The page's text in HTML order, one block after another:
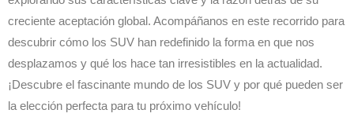
creciente aceptación global. Acompáñanos en este recorrido para
descubrir cómo los SUV han redefinido la forma en que nos
desplazamos y qué los hace tan irresistibles en la actualidad.
¡Descubre el fascinante mundo de los SUV y por qué pueden ser
la elección perfecta para tu próximo vehículo!